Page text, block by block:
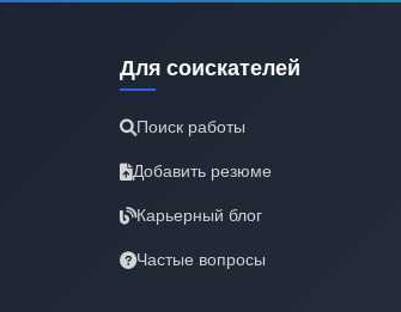
Для соискателей
Поиск работы
Добавить резюме
Карьерный блог
Частые вопросы